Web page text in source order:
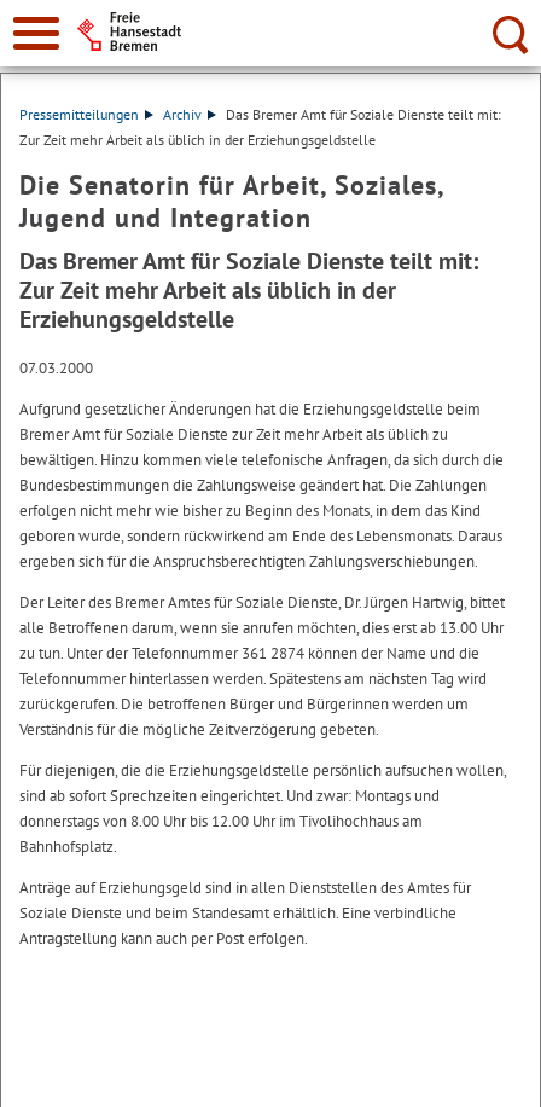
Suche:
Pressemitteilungen Archiv
Das Bremer Amt für Soziale Dienste teilt mit:
Zur Zeit mehr Arbeit als üblich in der Erziehungsgeldstelle
Die Senatorin für Arbeit, Soziales,
Jugend und Integration
Das Bremer Amt für Soziale Dienste teilt mit:
Zur Zeit mehr Arbeit als üblich in der
Erziehungsgeldstelle
07.03.2000
Aufgrund gesetzlicher Änderungen hat die Erziehungsgeldstelle beim
Bremer Amt für Soziale Dienste zur Zeit mehr Arbeit als üblich zu
bewältigen. Hinzu kommen viele telefonische Anfragen, da sich durch die
Bundesbestimmungen die Zahlungsweise geändert hat. Die Zahlungen
erfolgen nicht mehr wie bisher zu Beginn des Monats, in dem das Kind
geboren wurde, sondern rückwirkend am Ende des Lebensmonats. Daraus
ergeben sich für die Anspruchsberechtigten Zahlungsverschiebungen.
Der Leiter des Bremer Amtes für Soziale Dienste, Dr. Jürgen Hartwig, bittet
alle Betroffenen darum, wenn sie anrufen möchten, dies erst ab 13.00 Uhr
zu tun. Unter der Telefonnummer 361 2874 können der Name und die
Telefonnummer hinterlassen werden. Spätestens am nächsten Tag wird
zurückgerufen. Die betroffenen Bürger und Bürgerinnen werden um
Verständnis für die mögliche Zeitverzögerung gebeten.
Für diejenigen, die die Erziehungsgeldstelle persönlich aufsuchen wollen,
sind ab sofort Sprechzeiten eingerichtet. Und zwar: Montags und
donnerstags von 8.00 Uhr bis 12.00 Uhr im Tivolihochhaus am
Bahnhofsplatz.
Anträge auf Erziehungsgeld sind in allen Dienststellen des Amtes für
Soziale Dienste und beim Standesamt erhältlich. Eine verbindliche
Antragstellung kann auch per Post erfolgen.